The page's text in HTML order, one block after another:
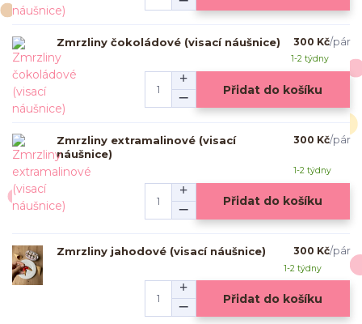
Zmrzliny čokoládové (visací náušnice) 300 Kč/pár
1-2 týdny
Přidat do košíku
Zmrzliny extramalinové (visací
náušnice)
300 Kč/pár
1-2 týdny
Přidat do košíku
Zmrzliny jahodové (visací náušnice) 300 Kč/pár
1-2 týdny
Přidat do košíku